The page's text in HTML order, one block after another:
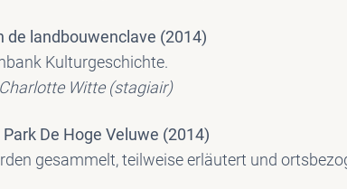
de landbouwenclave (2014)
Kulturgeschichte.
Witte (stagiair)
De Hoge Veluwe (2014)
gesammelt, teilweise erläutert und